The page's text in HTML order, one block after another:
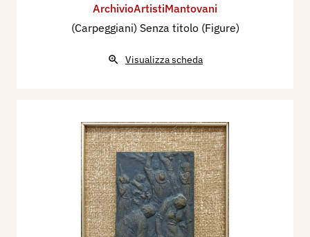
ArchivioArtistiMantovani
(Carpeggiani) Senza titolo (Figure)
Visualizza scheda